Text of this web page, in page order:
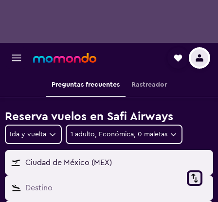
Preguntas frecuentes Rastreador
Reserva vuelos en Safi Airways
Ida y vuelta 1 adulto, Económica, 0 maletas
Ciudad de México (MEX)
Destino